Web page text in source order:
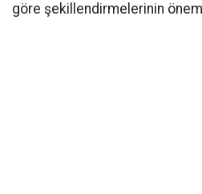
göre şekillendirmelerinin